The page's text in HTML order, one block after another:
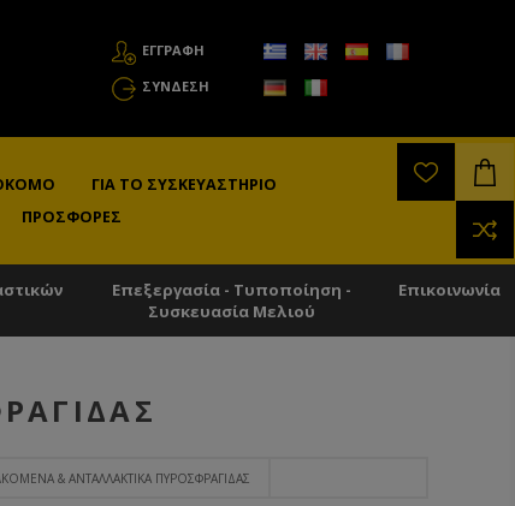
ΕΓΓΡΑΦΗ
ΣΎΝΔΕΣΗ
ΓΙΑ ΤΟ ΣΥΣΚΕΥΑΣΤΉΡΙΟ
ΠΡΟΣΦΟΡΈΣ
Επεξεργασία - Τυποποίηση -
Συσκευασία Μελιού
Επικοινωνία
& ΑΝΤΑΛΛΑΚΤΙΚΆ ΠΥΡΟΣΦΡΑΓΊΔΑΣ